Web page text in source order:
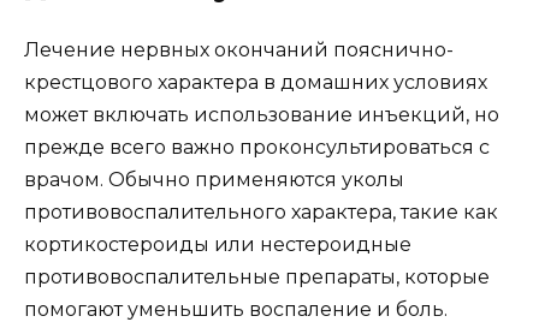
Лечение нервных окончаний пояснично-
крестцового характера в домашних условиях
может включать использование инъекций, но
прежде всего важно проконсультироваться с
врачом. Обычно применяются уколы
противовоспалительного характера, такие как
кортикостероиды или нестероидные
противовоспалительные препараты, которые
помогают уменьшить воспаление и боль.